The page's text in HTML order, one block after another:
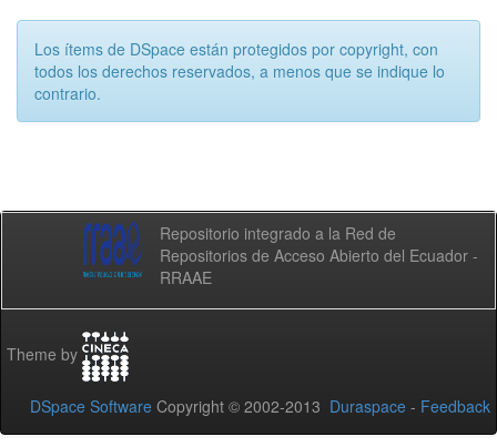
Los ítems de DSpace están protegidos por copyright, con
todos los derechos reservados, a menos que se indique lo
contrario.
Repositorio integrado a la Red de
Repositorios de Acceso Abierto del Ecuador -
RRAAE
Theme by
DSpace Software Copyright © 2002-2013 Duraspace - Feedback